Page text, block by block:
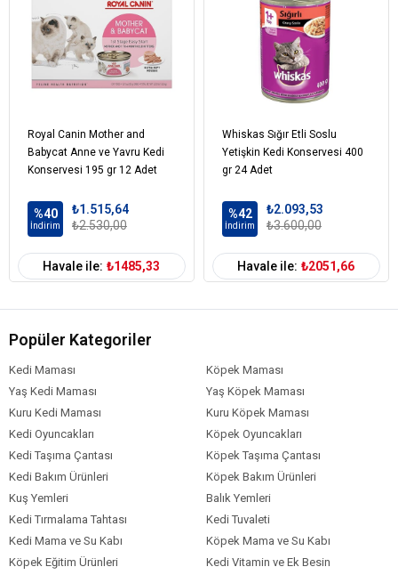
Et ve Et ürünleri (tavuk %4)
Balık ve balık ürünleri
Sebze özü çeşitleri
Mineraller
Kedi Yaş Aralığı Yetişkin (1-7 Yaş)
Formu
Kedi Özel
Bağışıklık Sistemi Gelişimi
Damak
Kedi Maması
Tavuk
Paket Boyutu
Kampanya
Ambalaj
Royal Canin Mother and
Babycat Anne ve Yavru Kedi
Konservesi 195 gr 12 Adet
%40
İndirim
₺1.515,64
₺2.530,00
Havale ile: ₺1485,33
Whiskas Sığır Etli Soslu
Yetişkin Kedi Konservesi 400
gr 24 Adet
%42
İndirim
₺2.093,53
₺3.600,00
Havale ile: ₺2051,66
Popüler Kategoriler
Kedi Maması
Köpek Maması
Yaş Kedi Maması
Yaş Köpek Maması
Kuru Kedi Maması
Kuru Köpek Maması
Kedi Oyuncakları
Köpek Oyuncakları
Kedi Taşıma Çantası
Köpek Taşıma Çantası
Kedi Bakım Ürünleri
Köpek Bakım Ürünleri
Kuş Yemleri
Balık Yemleri
Kedi Tırmalama Tahtası
Kedi Tuvaleti
Kedi Mama ve Su Kabı
Köpek Mama ve Su Kabı
Köpek Eğitim Ürünleri
Kedi Vitamin ve Ek Besin